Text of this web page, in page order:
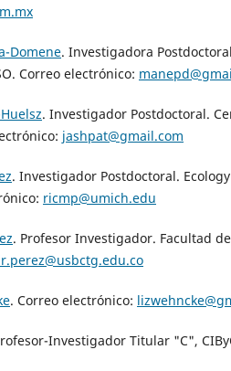
Domene. Investigadora
Correo electrónico:
. Investigador Postdoctoral.
jashpat@gmail.com
. Investigador Postdoctoral.
ricmp@umich.edu
. Profesor Investigador. Facultad
. Correo electrónico:
Investigador Titular "C",